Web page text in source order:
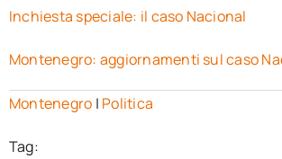
Inchiesta speciale: il caso Nacional
Montenegro: aggiornamenti sul caso
Montenegro | Politica
Tag: